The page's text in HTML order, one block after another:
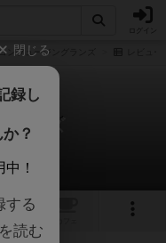
コンフュージングランズ
ランズ
ー
閉じる
録し
？
！
する
読む